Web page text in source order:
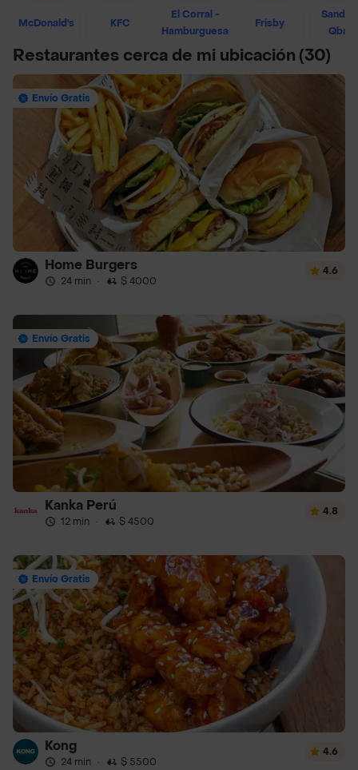
McDonald's KFC
El Corral -
Hamburguesa
Frisby
Restaurantes cerca de mi ubicación (30)
Envío Gratis
Home Burgers
24 min · $ 4000
4.6
Envío Gratis
Kanka Perú
12 min · $ 4500
4.8
Envío Gratis
Kong
24 min · $ 5500
4.6